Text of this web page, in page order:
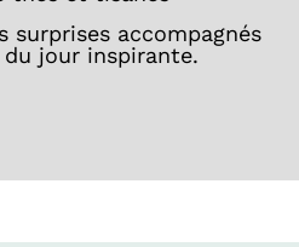
surprises accompagnés
du jour inspirante.